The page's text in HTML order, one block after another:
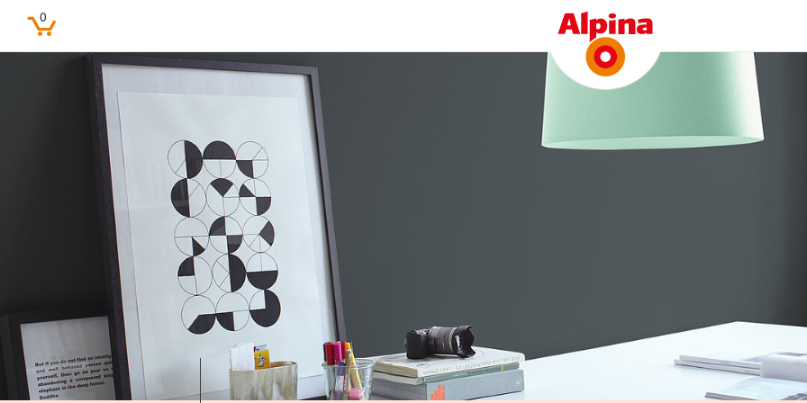
Beliebte Suchbegriffe
Feine Farben
Lacke
Pure farben
Kinderzimmer
Farbenfreunde
0